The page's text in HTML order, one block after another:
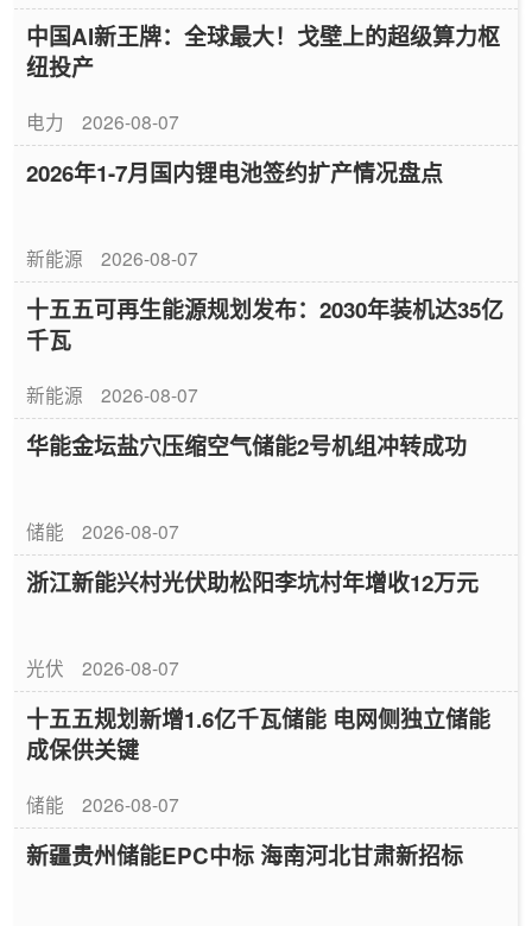
中国AI新王牌：全球最大！戈壁上的超级算力枢
纽投产
电力 2026-08-07
2026年1-7月国内锂电池签约扩产情况盘点
新能源 2026-08-07
十五五可再生能源规划发布：2030年装机达35亿
千瓦
新能源 2026-08-07
华能金坛盐穴压缩空气储能2号机组冲转成功
储能 2026-08-07
浙江新能兴村光伏助松阳李坑村年增收12万元
光伏 2026-08-07
十五五规划新增1.6亿千瓦储能 电网侧独立储能
成保供关键
储能 2026-08-07
新疆贵州储能EPC中标 海南河北甘肃新招标